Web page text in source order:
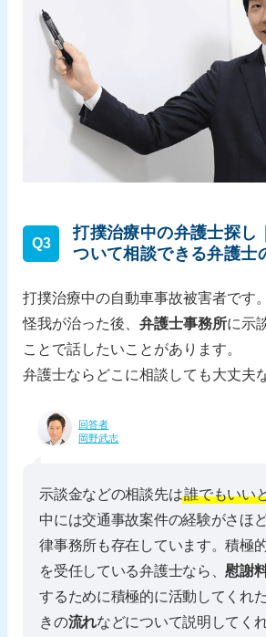
Q3
打撲治療中の弁護士探し
ついて相談できる弁護士
打撲治療中の自動車事故被害者です。
怪我が治った後、弁護士事務所に示
ことで話したいことがあります。
弁護士ならどこに相談しても大丈夫
回答者
岡野武志
示談金などの相談先は誰でもいい
中には交通事故案件の経験がさほ
律事務所も存在しています。積極
を受任している弁護士なら、慰謝
するために積極的に活動してくれ
きの流れなどについて説明してく